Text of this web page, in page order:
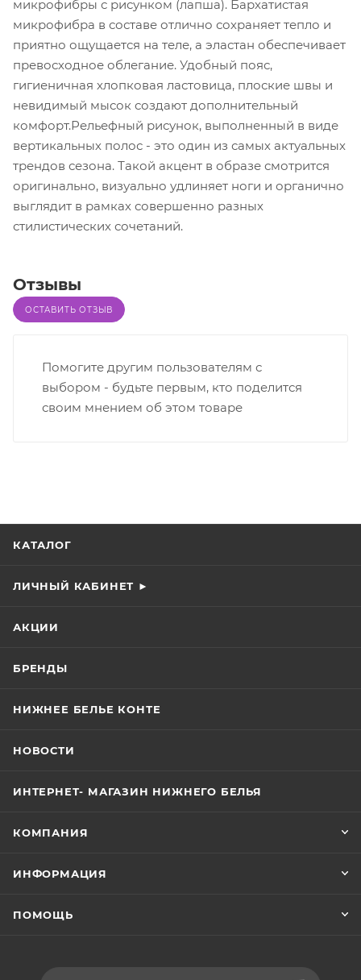
микрофибры с рисунком (лапша). Бархатистая
микрофибра в составе отлично сохраняет тепло и
приятно ощущается на теле, а эластан обеспечивает
превосходное облегание. Удобный пояс,
гигиеничная хлопковая ластовица, плоские швы и
невидимый мысок создают дополнительный
комфорт.Рельефный рисунок, выполненный в виде
вертикальных полос - это один из самых актуальных
трендов сезона. Такой акцент в образе смотрится
оригинально, визуально удлиняет ноги и органично
выглядит в рамках совершенно разных
стилистических сочетаний.
Отзывы
ОСТАВИТЬ ОТЗЫВ
Помогите другим пользователям с
выбором - будьте первым, кто поделится
своим мнением об этом товаре
КАТАЛОГ
ЛИЧНЫЙ КАБИНЕТ ►
АКЦИИ
БРЕНДЫ
НИЖНЕЕ БЕЛЬЕ КОНТЕ
НОВОСТИ
ИНТЕРНЕТ- МАГАЗИН НИЖНЕГО БЕЛЬЯ
КОМПАНИЯ
ИНФОРМАЦИЯ
ПОМОЩЬ